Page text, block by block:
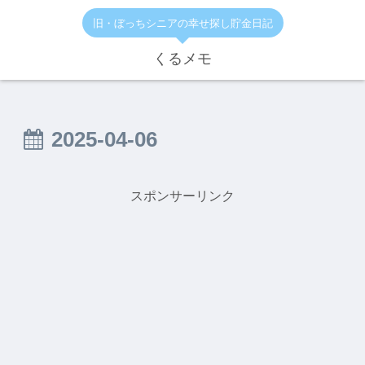
旧・ぼっちシニアの幸せ探し貯金日記
くるメモ
2025-04-06
スポンサーリンク